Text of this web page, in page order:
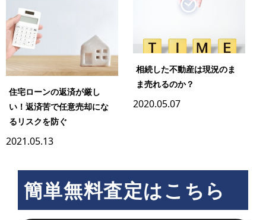
住宅ローンの返済が厳し
い！返済苦で任意売却にな
るリスクを防ぐ
2021.05.13
相続した不動産は現況のま
ま売れるのか？
2020.05.07
簡単無料査定はこちら